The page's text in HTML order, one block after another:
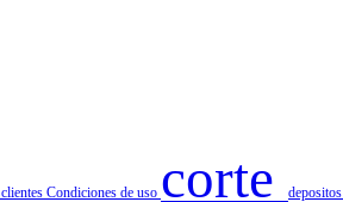
clientes Condiciones de uso corte depositos